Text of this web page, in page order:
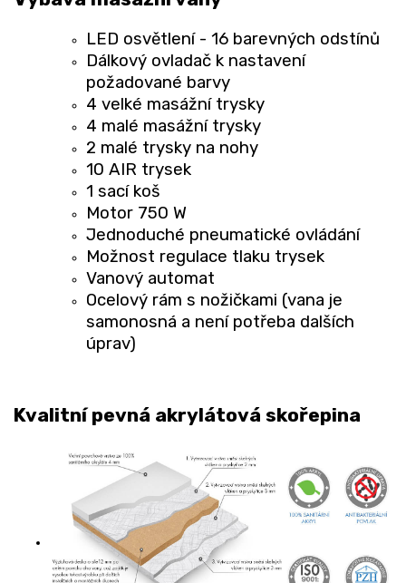
LED osvětlení - 16 barevných odstínů
Dálkový ovladač k nastavení
požadované barvy
4 velké masážní trysky
4 malé masážní trysky
2 malé trysky na nohy
10 AIR trysek
1 sací koš
Motor 750 W
Jednoduché pneumatické ovládání
Možnost regulace tlaku trysek
Vanový automat
Ocelový rám s nožičkami (vana je
samonosná a není potřeba dalších
úprav)
Kvalitní pevná akrylátová skořepina